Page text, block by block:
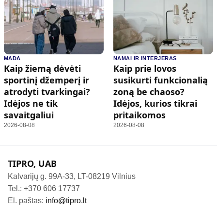
MADA
Kaip žiemą dėvėti
sportinį džemperį ir
atrodyti tvarkingai?
Idėjos ne tik
savaitgaliui
2026-08-08
NAMAI IR INTERJERAS
Kaip prie lovos
susikurti funkcionalią
zoną be chaoso?
Idėjos, kurios tikrai
pritaikomos
2026-08-08
TIPRO, UAB
Kalvarijų g. 99A-33, LT-08219 Vilnius
Tel.: +370 606 17737
El. paštas: info@tipro.lt